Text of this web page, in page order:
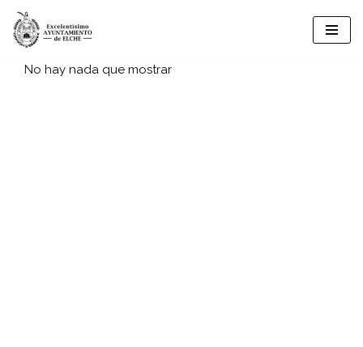
Saltar
No hay nada que mostrar